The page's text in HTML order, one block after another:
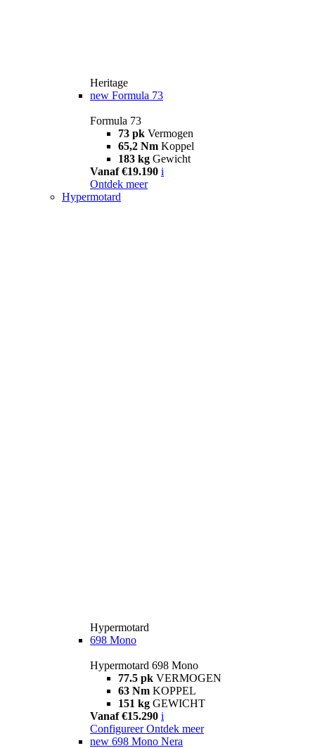
Heritage
new Formula 73
Formula 73
73 pk Vermogen
65,2 Nm Koppel
183 kg Gewicht
Vanaf €19.190 i
Ontdek meer
Hypermotard
Hypermotard
698 Mono
Hypermotard 698 Mono
77.5 pk VERMOGEN
63 Nm KOPPEL
151 kg GEWICHT
Vanaf €15.290 i
Configureer Ontdek meer
new 698 Mono Nera